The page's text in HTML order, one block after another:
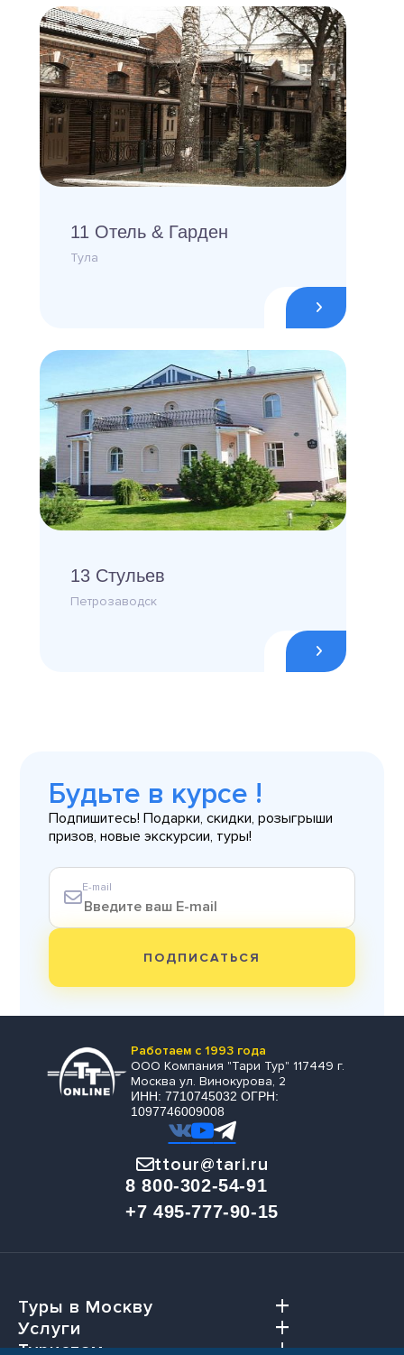
11 Отель & Гарден
Тула
13 Стульев
Петрозаводск
Будьте в курсе !
Подпишитесь! Подарки, скидки, розыгрыши
призов, новые экскурсии, туры!
E-mail
ПОДПИСАТЬСЯ
Работаем с 1993 года
ООО Компания "Тари Тур" 117449 г.
Москва ул. Винокурова, 2
ИНН: 7710745032 ОГРН:
1097746009008
ttour@tari.ru
8 800-302-54-91
+7 495-777-90-15
Туры в Москву
Услуги
Туристам